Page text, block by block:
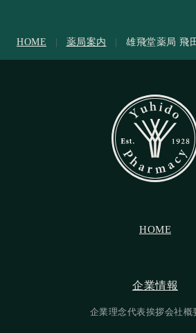
HOME 薬局案内 雄飛堂薬局 飛
HOME
企業情報
企業理念代表挨拶会社概